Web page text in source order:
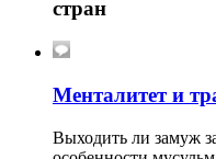
стран
Менталитет и
Выходить ли замуж